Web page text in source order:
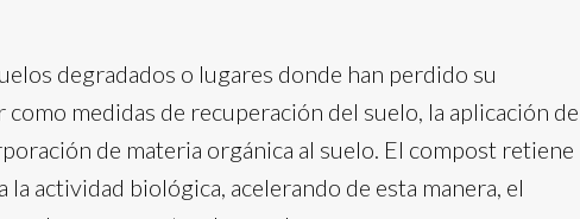
degradados o lugares donde han perdido su
medidas de recuperación del suelo, la aplicación de
de materia orgánica al suelo. El compost retiene
actividad biológica, acelerando de esta manera, el